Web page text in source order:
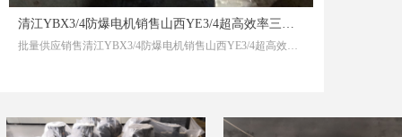
清江YBX3/4防爆电机销售山西YE3/4超高效率三相异步电动机温室效应对孩子不利
批量供应销售清江YBX3/4防爆电机销售山西YE3/4超高效率三相异步电动机温室效应对孩子不利